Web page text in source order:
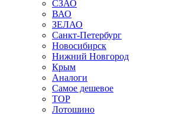
СЗАО
ВАО
ЗЕЛАО
Санкт-Петербург
Новосибирск
Нижний Новгород
Крым
Аналоги
Самое дешевое
TOP
Лотошино